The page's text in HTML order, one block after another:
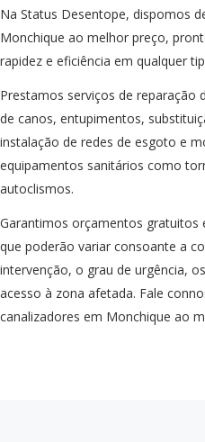
Na Status Desentope, dispomos
Monchique ao melhor preço,
rapidez e eficiência em qualquer
Prestamos serviços de reparação
de canos, entupimentos,
instalação de redes de esgoto e
equipamentos sanitários como
autoclismos.
Garantimos orçamentos gratuitos
que poderão variar consoante a
intervenção, o grau de urgência,
acesso à zona afetada. Fale
canalizadores em Monchique ao